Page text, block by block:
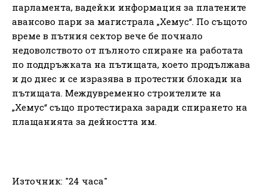
парламента, вадейки информация за платените
авансово пари за магистрала „Хемус“. По същото
време в пътния сектор вече бе почнало
недоволството от пълното спиране на работата
по поддръжката на пътищата, което продължава
и до днес и се изразява в протестни блокади на
пътищата. Междувременно строителите на
„Хемус“ също протестираха заради спирането на
плащанията за дейността им.
Източник: "24 часа"